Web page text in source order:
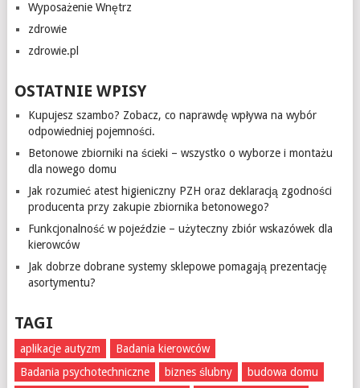
Wyposażenie Wnętrz
zdrowie
zdrowie.pl
OSTATNIE WPISY
Kupujesz szambo? Zobacz, co naprawdę wpływa na wybór
odpowiedniej pojemności.
Betonowe zbiorniki na ścieki – wszystko o wyborze i montażu
dla nowego domu
Jak rozumieć atest higieniczny PZH oraz deklaracją zgodności
producenta przy zakupie zbiornika betonowego?
Funkcjonalność w pojeździe – użyteczny zbiór wskazówek dla
kierowców
Jak dobrze dobrane systemy sklepowe pomagają prezentację
asortymentu?
TAGI
aplikacje autyzm
Badania kierowców
Badania psychotechniczne
biznes ślubny
budowa domu